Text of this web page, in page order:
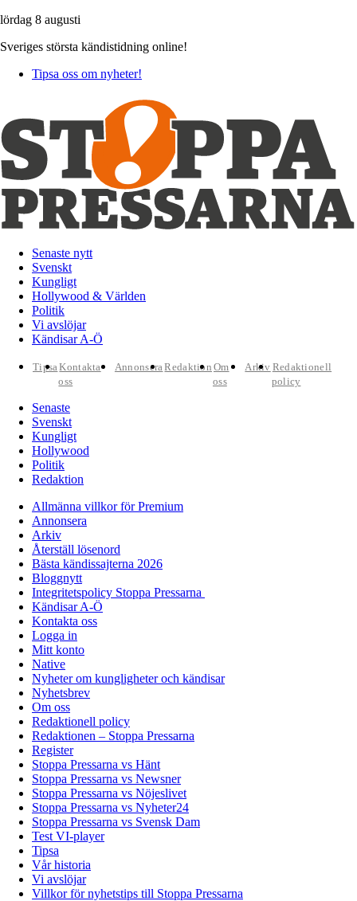
lördag 8 augusti
Sveriges största kändistidning online!
Tipsa oss om nyheter!
Senaste nytt
Svenskt
Kungligt
Hollywood & Världen
Politik
Vi avslöjar
Kändisar A-Ö
TipsaKontakta
oss
AnnonseraRedaktion Om
oss
Arkiv Redaktionell
policy
Senaste
Svenskt
Kungligt
Hollywood
Politik
Redaktion
Allmänna villkor för Premium
Annonsera
Arkiv
Återställ lösenord
Bästa kändissajterna 2026
Bloggnytt
Integritetspolicy Stoppa Pressarna
Kändisar A-Ö
Kontakta oss
Logga in
Mitt konto
Native
Nyheter om kungligheter och kändisar
Nyhetsbrev
Om oss
Redaktionell policy
Redaktionen – Stoppa Pressarna
Register
Stoppa Pressarna vs Hänt
Stoppa Pressarna vs Newsner
Stoppa Pressarna vs Nöjeslivet
Stoppa Pressarna vs Nyheter24
Stoppa Pressarna vs Svensk Dam
Test VI-player
Tipsa
Vår historia
Vi avslöjar
Villkor för nyhetstips till Stoppa Pressarna